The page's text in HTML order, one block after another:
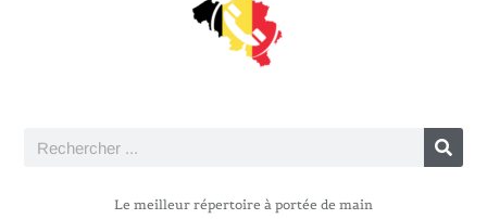
Le meilleur répertoire à portée de main